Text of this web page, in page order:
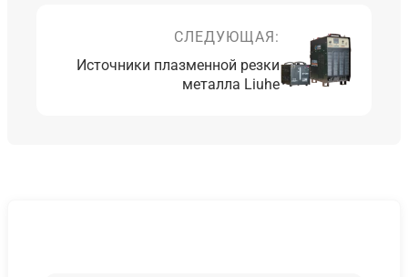
СЛЕДУЮЩАЯ:
Источники плазменной резки
металла Liuhe